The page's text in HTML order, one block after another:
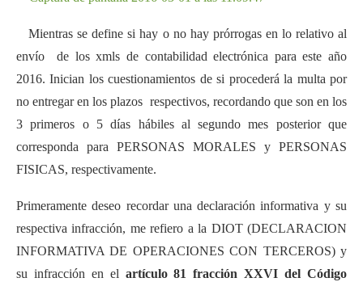
Mientras se define si hay o no hay prórrogas en lo relativo al
envío de los xmls de contabilidad electrónica para este año
2016. Inician los cuestionamientos de si procederá la multa por
no entregar en los plazos respectivos, recordando que son en los
3 primeros o 5 días hábiles al segundo mes posterior que
corresponda para PERSONAS MORALES y PERSONAS
FISICAS, respectivamente.
Primeramente deseo recordar una declaración informativa y su
respectiva infracción, me refiero a la DIOT (DECLARACION
INFORMATIVA DE OPERACIONES CON TERCEROS) y
su infracción en el artículo 81 fracción XXVI del Código